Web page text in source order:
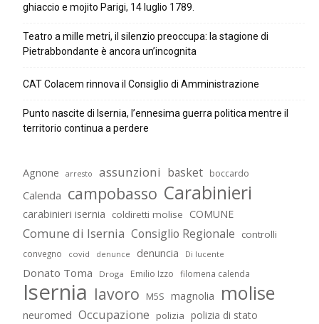
ghiaccio e mojito Parigi, 14 luglio 1789.
Teatro a mille metri, il silenzio preoccupa: la stagione di
Pietrabbondante è ancora un’incognita
CAT Colacem rinnova il Consiglio di Amministrazione
Punto nascite di Isernia, l’ennesima guerra politica mentre il
territorio continua a perdere
Agnone arresto assunzioni basket boccardo
Calenda campobasso Carabinieri
carabinieri isernia coldiretti molise COMUNE
Comune di Isernia Consiglio Regionale controlli
convegno covid denunce denuncia Di lucente
Donato Toma Droga Emilio Izzo filomena calenda
Isernia lavoro M5S magnolia molise
neuromed Occupazione polizia polizia di stato